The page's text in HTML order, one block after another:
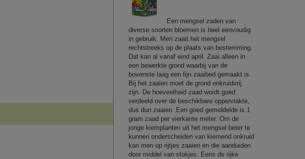
Een mengsel zaden van
diverse soorten bloemen is heel eenvoudig
in gebruik. Men zaait het mengsel
rechtstreeks op de plaats van bestemming.
Dat kan al vanaf eind april. Zaai alleen in
een bewerkte grond waarbij van de
bovenste laag een fijn zaaibed gemaakt is.
Bij het zaaien moet de grond onkruidvrij
zijn. De hoeveelheid zaad wordt goed
verdeeld over de beschikbare oppervlakte,
dus dun zaaien. Een goed gemiddelde is 1
gram zaad per vierkante meter. Om de
jonge kiemplanten uit het mengsel beter te
kunnen onderscheiden van kiemend onkruid
kan men op rijtjes zaaien en die aanduiden
door middel van stokjes. Eens de rijke